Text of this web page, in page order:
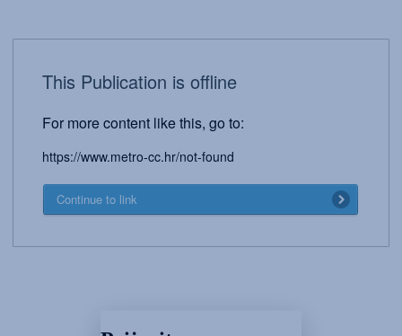
This Publication is offline
For more content like this, go to:
https://www.metro-cc.hr/not-found
Continue to link